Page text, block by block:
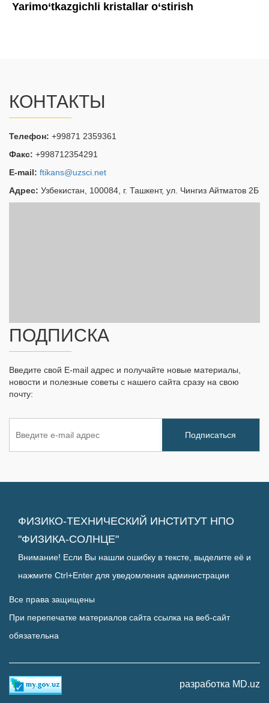
Yarimo‘tkazgichli kristallar o‘stirish
КОНТАКТЫ
Телефон: +99871 2359361
Факс: +998712354291
E-mail: ftikans@uzsci.net
Адрес: Узбекистан, 100084, г. Ташкент, ул. Чингиз Айтматов 2Б
ПОДПИСКА
Введите свой E-mail адрес и получайте новые материалы,
новости и полезные советы с нашего сайта сразу на свою
почту:
ФИЗИКО-ТЕХНИЧЕСКИЙ ИНСТИТУТ НПО
"ФИЗИКА-СОЛНЦЕ"
Внимание! Если Вы нашли ошибку в тексте, выделите её и
нажмите Ctrl+Enter для уведомления администрации
Все права защищены
При перепечатке материалов сайта ссылка на веб-сайт
обязательна
разработка MD.uz